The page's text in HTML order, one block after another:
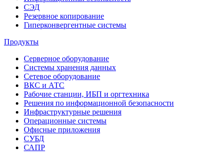
СЭД
Резервное копирование
Гиперконвергентные системы
Продукты
Серверное оборудование
Системы хранения данных
Сетевое оборудование
ВКС и АТС
Рабочие станции, ИБП и оргтехника
Решения по информационной безопасности
Инфраструктурные решения
Операционные системы
Офисные приложения
СУБД
САПР